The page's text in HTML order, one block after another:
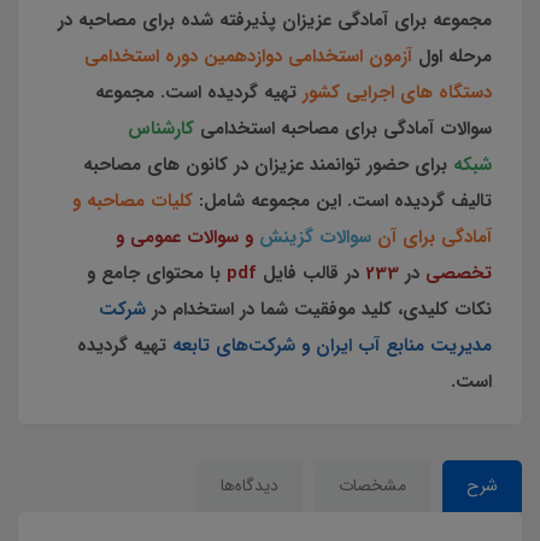
مجموعه برای آمادگی عزیزان پذیرفته شده برای مصاحبه در
مرحله اول آزمون استخدامی دوازدهمین دوره استخدامی
دستگاه های اجرایی کشور تهیه گردیده است. مجموعه
سوالات آمادگی برای مصاحبه استخدامی کارشناس
شبکه برای حضور توانمند عزیزان در کانون های مصاحبه
تالیف گردیده است. این مجموعه شامل: کلیات مصاحبه و
آمادگی برای آن سوالات گزینش و سوالات عمومی و
تخصصی در در قالب فایل pdf با محتوای جامع و
نکات کلیدی، کلید موفقیت شما در استخدام در شرکت
مدیریت منابع آب ایران و شرکت‌های تابعه تهیه گردیده
است.
شرح مشخصات دیدگاه‌ها